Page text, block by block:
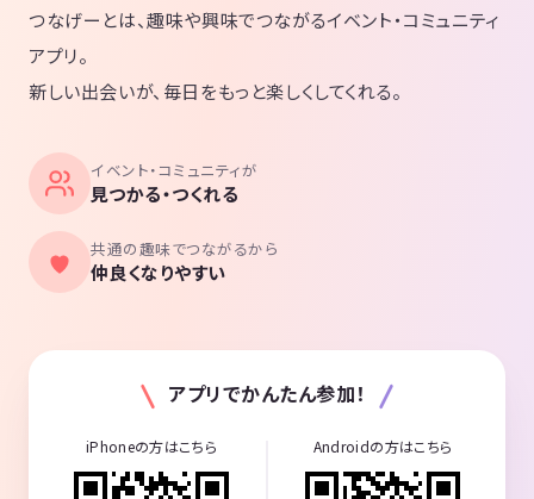
つなげーとは、趣味や興味でつながるイベント・コミュニティ
アプリ。
新しい出会いが、毎日をもっと楽しくしてくれる。
イベント・コミュニティが
見つかる・つくれる
共通の趣味でつながるから
仲良くなりやすい
アプリでかんたん参加！
iPhoneの方はこちら Androidの方はこちら